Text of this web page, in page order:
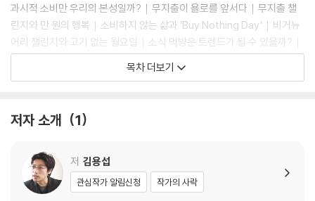
트를 얻을 수 있을 것이다.
과시적 소비만 우리의 본성일까?｜무지출이 욜로를 앞서다｜무지출 챌
린지와 만 원의 행복｜소비하지 않는 삶과 ‘Buy Nothing Day’｜비거뉴
어리 챌린지와 고기 없는 월요일｜소식 먹방은 트렌드가 될 수 있을까?｜
주식 투자보다 절약? 관심도의 역전?｜B 소비와 리퍼브, 이것도 과시할
만한가?｜재고 떨이! 사장님은 안 미쳤다, 2022년 블랙 프라이데이를 놓
스태그플레이션의 해일까?｜리셀도 컬래버레이션도 명품도 지겨워｜왜
오픈 런을 둘러싼 상반된 2가지 욕망｜당신은 무엇을 자랑하고, 과시하고
싶은가?｜중고 패션 시장은 패션 산업의 새로운 미래다｜당근마켓이 이
마트와 기업 가치가 같다고?｜왜 비소비가 부각되는 걸까? 어떤 욕망에
목차 더보기
저자 소개 1
저 김용섭
관심작가 알림신청 작가의 사락